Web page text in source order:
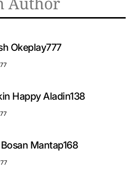
Okeplay777
Happy Aladin138
Mantap168